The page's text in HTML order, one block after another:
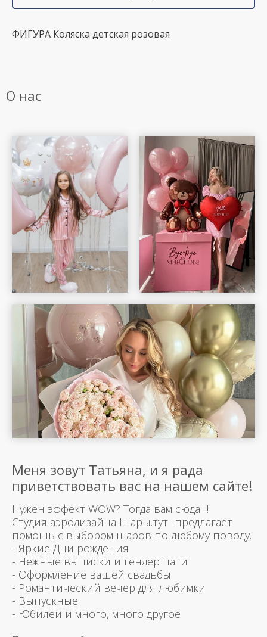
ФИГУРА Коляска детская розовая
О нас
Меня зовут Татьяна, и я рада
приветствовать вас на нашем сайте!
Нужен эффект WOW? Тогда вам сюда !!!
Студия аэродизайна Шары.тут предлагает
помощь с выбором шаров по любому поводу.
- Яркие Дни рождения
- Нежные выписки и гендер пати
- Оформление вашей свадьбы
- Романтический вечер для любимки
- Выпускные
- Юбилеи и много, много другое